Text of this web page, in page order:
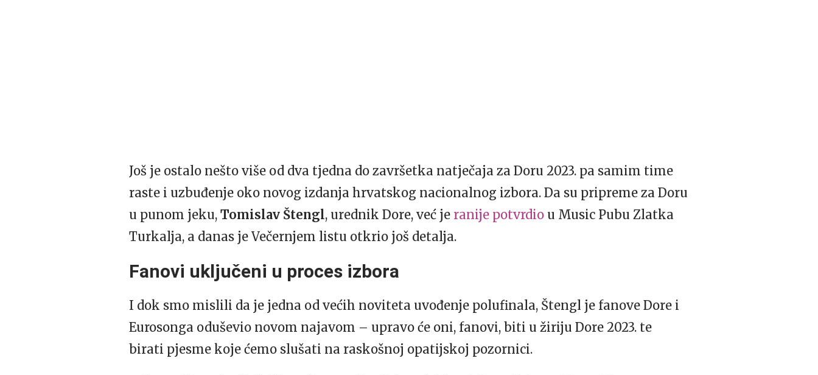
Još je ostalo nešto više od dva tjedna do završetka natječaja za Doru 2023. pa samim time
raste i uzbuđenje oko novog izdanja hrvatskog nacionalnog izbora. Da su pripreme za Doru
u punom jeku, Tomislav Štengl, urednik Dore, već je ranije potvrdio u Music Pubu Zlatka
Turkalja, a danas je Večernjem listu otkrio još detalja.
Fanovi uključeni u proces izbora
I dok smo mislili da je jedna od većih noviteta uvođenje polufinala, Štengl je fanove Dore i
Eurosonga oduševio novom najavom – upravo će oni, fanovi, biti u žiriju Dore 2023. te
birati pjesme koje ćemo slušati na raskošnoj opatijskoj pozornici.